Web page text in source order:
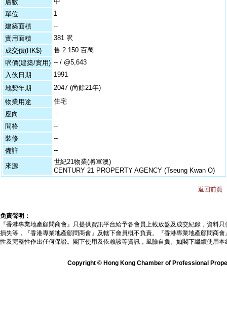
層數
單位
1
建築面積
--
實用面積
381 呎
成交價(HK$)
售 2.150 百萬
呎價(建築/實用) -- / @5,643
入伙日期
1991
地契年期
2047 (尚餘21年)
物業用途
住宅
座向
--
間格
--
裝修
--
備註
--
來源
世紀21物業(將軍澳)
CENTURY 21 PROPERTY AGENCY (Tseung Kwan O)
返回前頁
免責聲明：
『香港專業地產顧問商會』只提供資訊平台給予各會員上載放盤及成交紀錄，資料
損失等，『香港專業地產顧問商會』及轄下會員概不負責。『香港專業地產顧問商
性及完整性作出任何保證。閣下使用及依賴該等資訊，風險自負。如閣下繼續使用
Copyright © Hong Kong Chamber of Professional